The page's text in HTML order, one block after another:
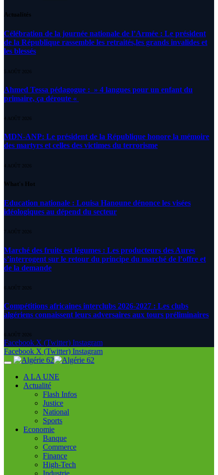
Actualités
Célébration de la journée nationale de l’Armée : Le président
de la République rassemble les retraités,les grands invalides et
les blessés
5 AOÛT 2026
Ahmed Tessa pédagogue : » 4 langues pour un enfant du
primaire, ça déroute «
4 AOÛT 2026
MDN-ANP: Le président de la République honore la mémoire
des martyrs et celles des victimes du terrorisme
4 AOÛT 2026
What's Hot
Education nationale : Louisa Hanoune dénonce les visées
idéologiques au dépend du secteur
7 AOÛT 2026
Marché des fruits est légumes : Les producteurs des Aures
s’interrogent sur le retour du principe du marché de l’offre et
de la demande
6 AOÛT 2026
Compétitions africaines interclubs 2026-2027 : Les clubs
algériens connaissent leurs adversaires aux tours préliminaires
6 AOÛT 2026
Facebook X (Twitter) Instagram
Facebook X (Twitter) Instagram
A LA UNE
Actualité
Flash Infos
Justice
National
Sports
Economie
Banque
Commerce
Finance
High-Tech